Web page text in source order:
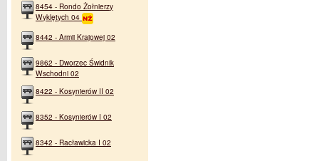
8454 - Rondo Żołnierzy
Wyklętych 04
8442 - Armii Krajowej 02
9862 - Dworzec Świdnik
Wschodni 02
8422 - Kosynierów II 02
8352 - Kosynierów I 02
8342 - Racławicka I 02